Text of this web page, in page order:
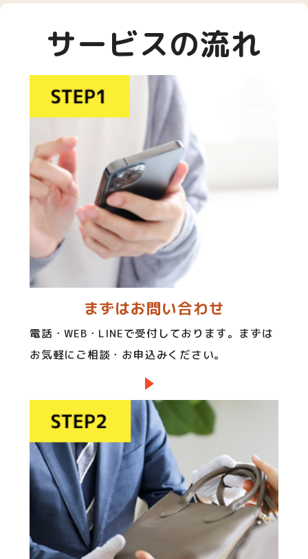
サービスの流れ
まずはお問い合わせ
電話・WEB・LINEで受付しております。まずは
お気軽にご相談・お申込みください。